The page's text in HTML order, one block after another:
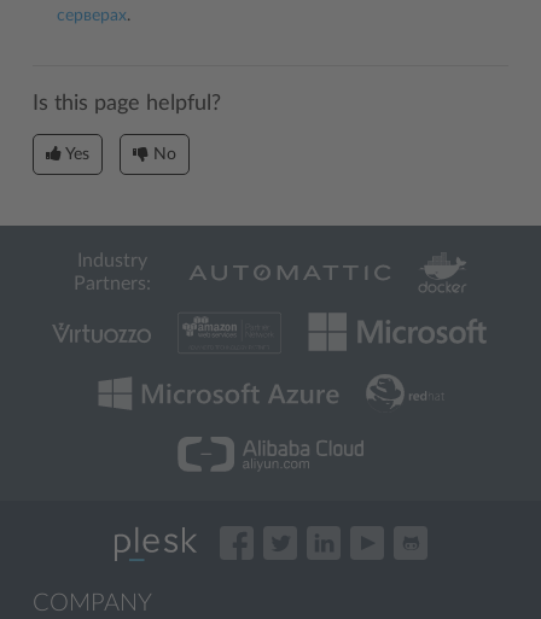
серверах.
Is this page helpful?
Yes No
Industry
Partners:
COMPANY